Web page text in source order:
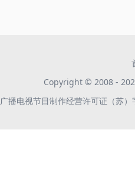
Copyright © 2008 -
广播电视节目制作经营许可证（苏